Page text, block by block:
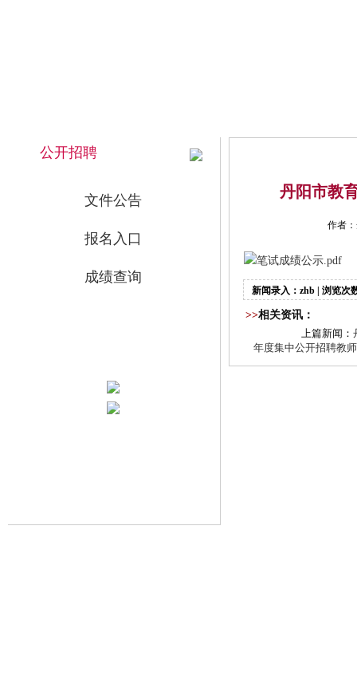
公开招聘
文件公告
报名入口
成绩查询
丹阳市教
作者
笔试成绩公示.pdf
新闻录入：zhb | 浏览次
>>相关资讯：
上篇新闻：
年度集中公开招聘教